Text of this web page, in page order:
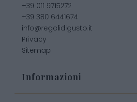
+39 011 9715272
+39 380 6441674
info@regalidigusto.it
Privacy
Sitemap
Informazioni